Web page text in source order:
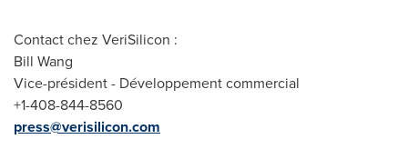
Contact chez VeriSilicon :
Bill Wang
Vice-président - Développement commercial
+1-408-844-8560
press@verisilicon.com